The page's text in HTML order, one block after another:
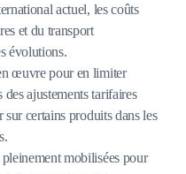
actuel, les coûts
et du transport
évolutions.
œuvre pour en limiter
ajustements tarifaires
certains produits dans les
mobilisées pour